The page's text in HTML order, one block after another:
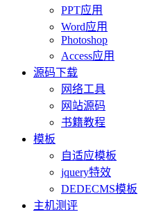
PPT应用
Word应用
Photoshop
Access应用
源码下载
网络工具
网站源码
书籍教程
模板
自适应模板
jquery特效
DEDECMS模板
主机测评